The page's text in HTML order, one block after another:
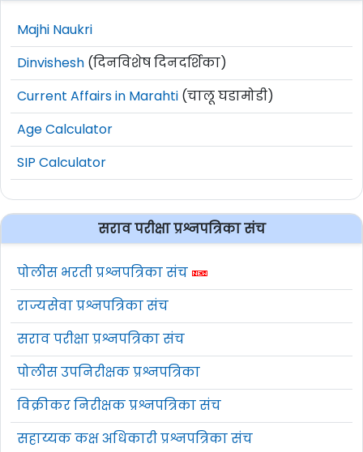
Majhi Naukri
Dinvishesh (दिनविशेष दिनदर्शिका)
Current Affairs in Marahti (चालू घडामोडी)
Age Calculator
SIP Calculator
सराव परीक्षा प्रश्नपत्रिका संच
पोलीस भरती प्रश्नपत्रिका संच
राज्यसेवा प्रश्नपत्रिका संच
सराव परीक्षा प्रश्नपत्रिका संच
पोलीस उपनिरीक्षक प्रश्नपत्रिका
विक्रीकर निरीक्षक प्रश्नपत्रिका संच
सहाय्यक कक्ष अधिकारी प्रश्नपत्रिका संच